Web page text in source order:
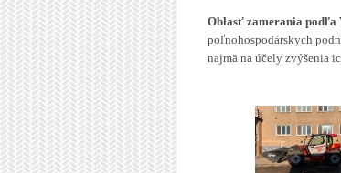
Oblasť zamerania podľa
poľnohospodárskych
najmä na účely zvýšenia